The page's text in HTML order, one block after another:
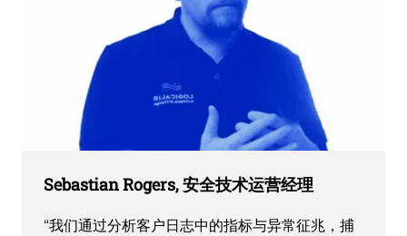
Sebastian Rogers, 安全技术运营经理
“我们通过分析客户日志中的指标与异常征兆，捕